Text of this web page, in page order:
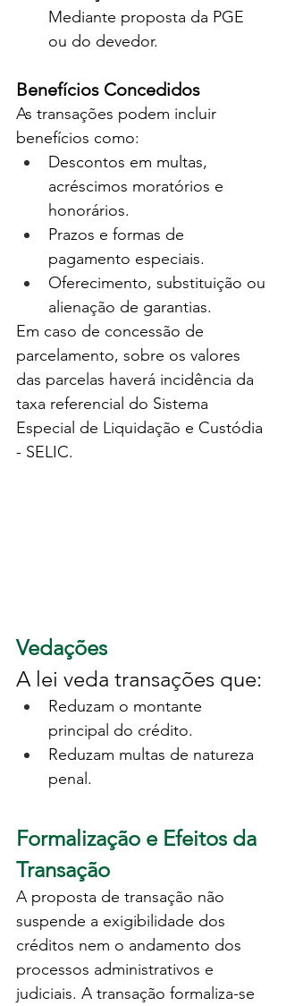
Mediante proposta da PGE
ou do devedor.
Benefícios Concedidos
As transações podem incluir
benefícios como:
Descontos em multas,
acréscimos moratórios e
honorários.
Prazos e formas de
pagamento especiais.
Oferecimento, substituição ou
alienação de garantias.
Em caso de concessão de
parcelamento, sobre os valores
das parcelas haverá incidência da
taxa referencial do Sistema
Especial de Liquidação e Custódia
- SELIC.
Vedações
A lei veda transações que:
Reduzam o montante
principal do crédito.
Reduzam multas de natureza
penal.
Formalização e Efeitos da
Transação
A proposta de transação não
suspende a exigibilidade dos
créditos nem o andamento dos
processos administrativos e
judiciais. A transação formaliza-se